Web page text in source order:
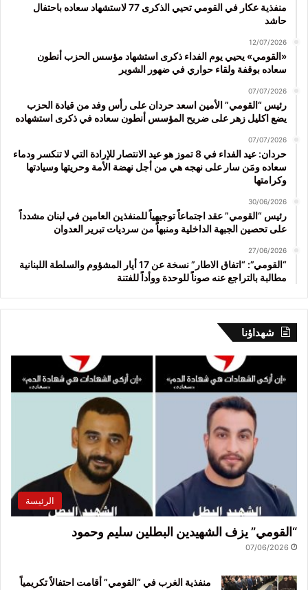
منفذية عكار في القومي تحيي الذكرى 77 لاستشهاد سعاده باحتفال
حاشد
12/07/2026
«القومي» يحيي يوم الفداء ذكرى استشهاد مؤسس الحزب أنطون
سعاده بوقفة ولقاء حواري في ضهور الشوير
07/07/2026
رئيس “القومي” الأمين اسعد حردان على رأس وفد من قيادة الحزب
يضع اكليل زهر على ضريح المؤسس أنطون سعاده في ذكرى استشهاده
07/07/2026
حردان: عيد الفداء في 8 تموز هو عيد الانتصار للإرادة التي لا تنكسر ودماء
سعاده ومَن سار على نهجه هي من أجل نهضة الأمة وحريتها وسيادتها
وكرامتها
30/06/2026
رئيس “القومي” عقد اجتماعاً توجيهياً للمنفذين العامين في لبنان مشدداً
على تحصين الجبهة الداخلية ومنبهاً من سرديات تبرير العدوان
27/06/2026
“القومي”: “اتفاق الاطار” نسخة عن 17 أيار المشؤوم والسلطة اللبنانية
مطالبة بالتراجع عنه صوناً للوحدة ووأداً للفتنة
شهداؤنا
الرئيسة
“القومي” يزف الشهيدين البطلين سليم وحمود
07/06/2026
منفذية الغرب في “القومي” أقامت احتفالاً تكريمياً